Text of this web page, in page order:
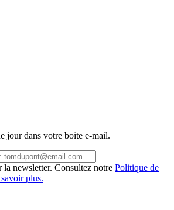
jour dans votre boite e-mail.
la newsletter. Consultez notre Politique de
plus.